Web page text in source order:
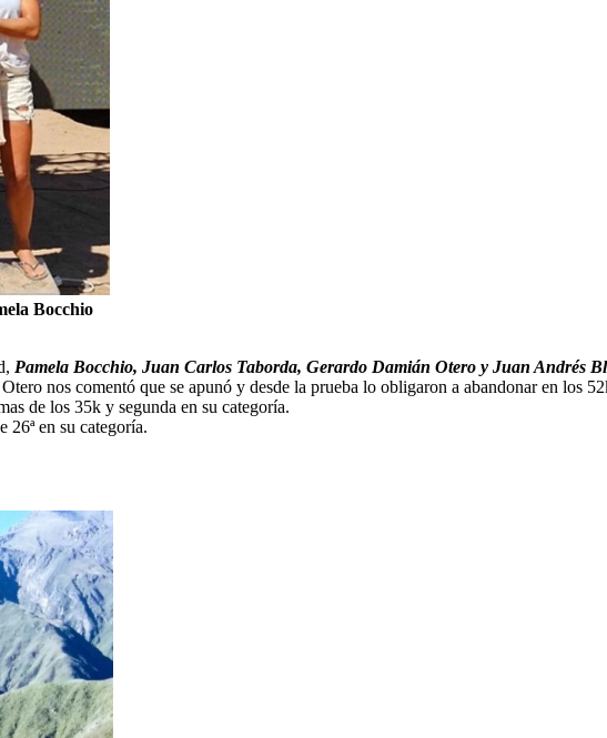
Bocchio
Pamela Bocchio, Juan Carlos Taborda, Gerardo Damián Otero y Juan Andrés
nos comentó que se apunó y desde la prueba lo obligaron a abandonar en los
de los 35k y segunda en su categoría.
26ª en su categoría.